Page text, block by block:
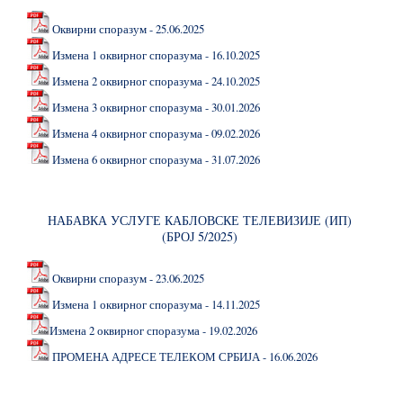
Оквирни споразум - 25.06.2025
Измена 1 оквирног споразума - 16.10.2025
Измена 2 оквирног споразума - 24.10.2025
Измена 3 оквирног споразума - 30.01.2026
Измена 4 оквирног споразума - 09.02.2026
Измена 6 оквирног споразума - 31.07.2026
НАБАВКА УСЛУГЕ КАБЛОВСКЕ ТЕЛЕВИЗИЈЕ (ИП)
(БРОЈ 5/2025)
Оквирни споразум - 23.06.2025
Измена 1 оквирног споразума - 14.11.2025
Измена 2 оквирног споразума - 19.02.2026
ПРОМЕНА АДРЕСЕ ТЕЛЕКОМ СРБИЈА - 16.06.2026